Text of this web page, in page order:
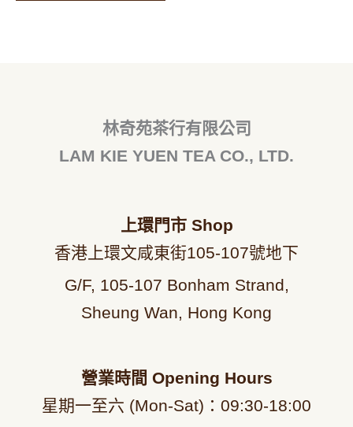
林奇苑茶行有限公司
LAM KIE YUEN TEA CO., LTD.
上環門市 Shop
香港上環文咸東街105-107號地下
G/F, 105-107 Bonham Strand,
Sheung Wan, Hong Kong
營業時間 Opening Hours
星期一至六 (Mon-Sat)：09:30-18:00